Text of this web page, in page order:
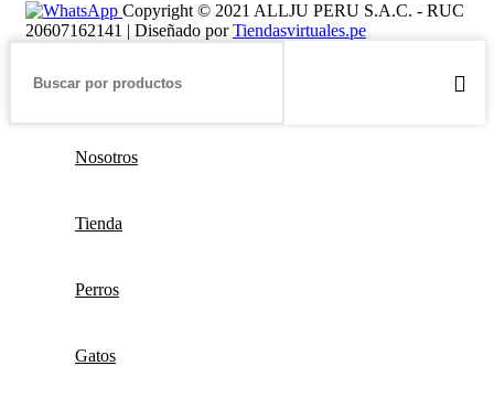
Copyright © 2021 ALLJU PERU S.A.C. - RUC
20607162141 | Diseñado porTiendasvirtuales.pe
Nosotros
Tienda
Perros
Gatos